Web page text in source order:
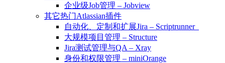
企业级Job管理 – Jobview
其它热门Atlassian插件
自动化、定制和扩展Jira – Scriptrunner
大规模项目管理 – Structure
Jira测试管理与QA – Xray
身份和权限管理 – miniOrange